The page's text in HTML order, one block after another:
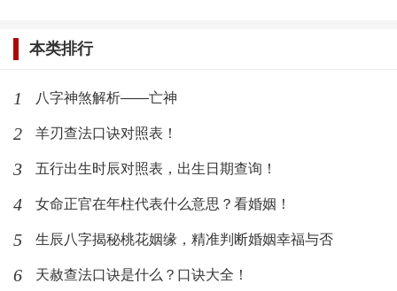
本类排行
1 八字神煞解析——亡神
2 羊刃查法口诀对照表！
3 五行出生时辰对照表，出生日期查询！
4 女命正官在年柱代表什么意思？看婚姻！
5 生辰八字揭秘桃花姻缘，精准判断婚姻幸福与否
6 天赦查法口诀是什么？口诀大全！